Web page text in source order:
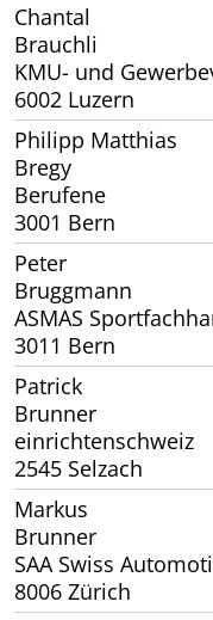
Chantal
Brauchli
KMU- und
6002 Luzern
Philipp Matthias
Bregy
Berufene
3001 Bern
Peter
Bruggmann
ASMAS
3011 Bern
Patrick
Brunner
einrichtenschweiz
2545 Selzach
Markus
Brunner
SAA Swiss
8006 Zürich